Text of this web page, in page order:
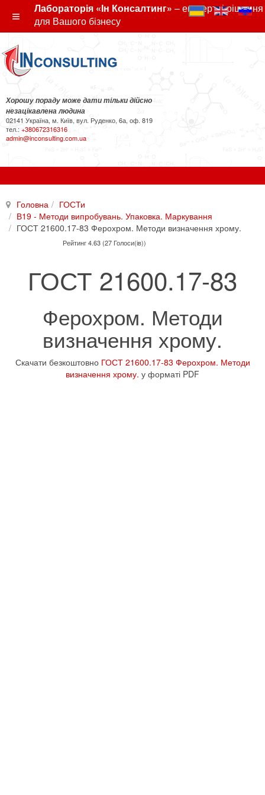
Лабораторія «Ін Консалтинг» – експертні рішення
для Вашого бізнесу
Хорошу пораду може дати тільки дійсно
незацікавлена людина
02141 Україна, м. Київ, вул. Руденко, 6а, оф. 819
тел.: +380672316316
admin@inconsulting.com.ua
Головна
ГОСТи
В19 - Методи випробувань. Упаковка. Маркування
ГОСТ 21600.17-83 Ферохром. Методи визначення хрому.
Рейтинг 4.63 (27 Голоси(ів))
ГОСТ 21600.17-83
Ферохром. Методи
визначення хрому.
Скачати безкоштовно ГОСТ 21600.17-83 Ферохром. Методи
визначення хрому. у форматі PDF